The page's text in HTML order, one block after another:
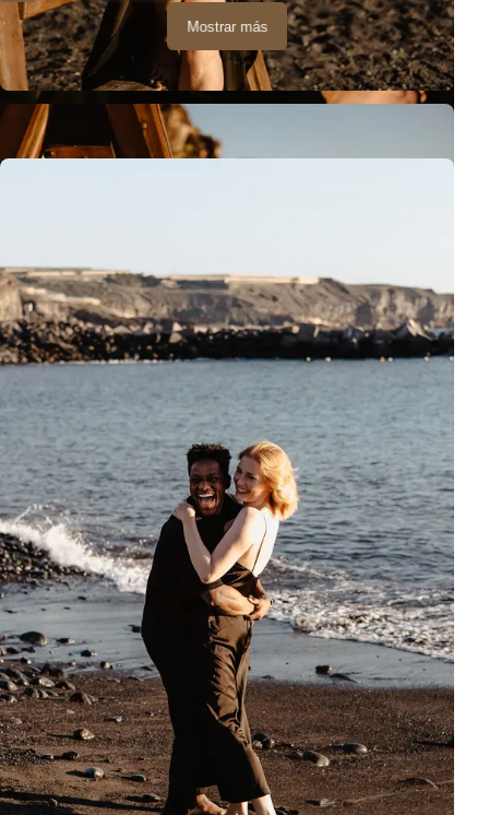
Mostrar más
E incluso bailamos ;)